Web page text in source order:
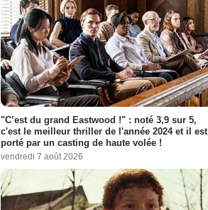
"C’est du grand Eastwood !" : noté 3,9 sur 5,
c'est le meilleur thriller de l'année 2024 et il est
porté par un casting de haute volée !
vendredi 7 août 2026